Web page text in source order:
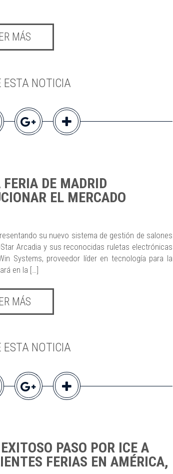
MÁS
ESTA NOTICIA
DE MADRID
EL MERCADO
su nuevo sistema de gestión de salones
Arcadia y sus reconocidas ruletas electrónicas
Systems, proveedor líder en tecnología para la
en la […]
MÁS
ESTA NOTICIA
PASO POR ICE A
FERIAS EN AMÉRICA,